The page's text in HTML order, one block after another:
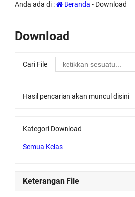
Anda ada di : Beranda - Download
Download
Cari File
Hasil pencarian akan muncul disini
Kategori Download
Semua Kelas
Keterangan File